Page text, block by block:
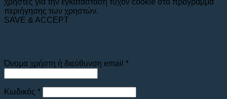
χρήστες για την εγκατάσταση τυχόν cookie στο πρόγραμμα
περιήγησης των χρηστών.
SAVE & ACCEPT
Όνομα χρήστη ή διεύθυνση email *Απαιτείται
Κωδικός *Απαιτείται